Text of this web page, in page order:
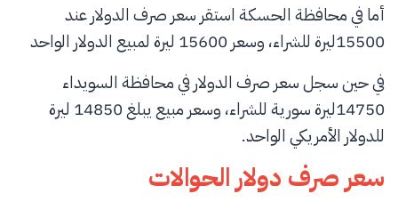
أما في محافظة الحسكة استقر سعر صرف الدولار عند
15500ليرة للشراء، وسعر 15600 ليرة لمبيع الدولار الواحد
في حين سجل سعر صرف الدولار في محافظة السويداء
14750ليرة سورية للشراء، وسعر مبيع يبلغ 14850 ليرة
للدولار الأمريكي الواحد.
سعر صرف دولار الحوالات